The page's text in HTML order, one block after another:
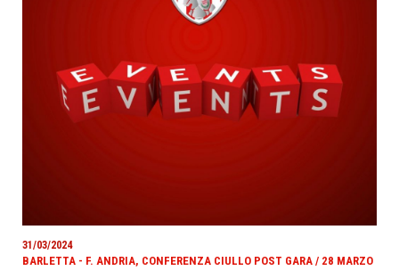
31/03/2024
BARLETTA - F. ANDRIA, CONFERENZA CIULLO POST GARA / 28 MARZO